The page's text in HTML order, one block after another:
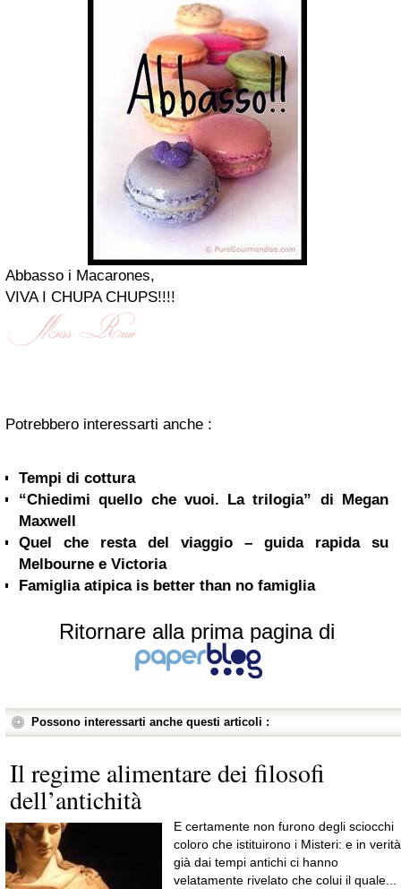
Abbasso i Macarones,
VIVA I CHUPA CHUPS!!!!
Potrebbero interessarti anche :
Tempi di cottura
“Chiedimi quello che vuoi. La trilogia” di Megan
Maxwell
Quel che resta del viaggio – guida rapida su
Melbourne e Victoria
Famiglia atipica is better than no famiglia
Ritornare alla prima pagina di
Possono interessarti anche questi articoli :
Il regime alimentare dei filosofi
dell’antichità
E certamente non furono degli sciocchi
coloro che istituirono i Misteri: e in verità
già dai tempi antichi ci hanno
velatamente rivelato che colui il quale...